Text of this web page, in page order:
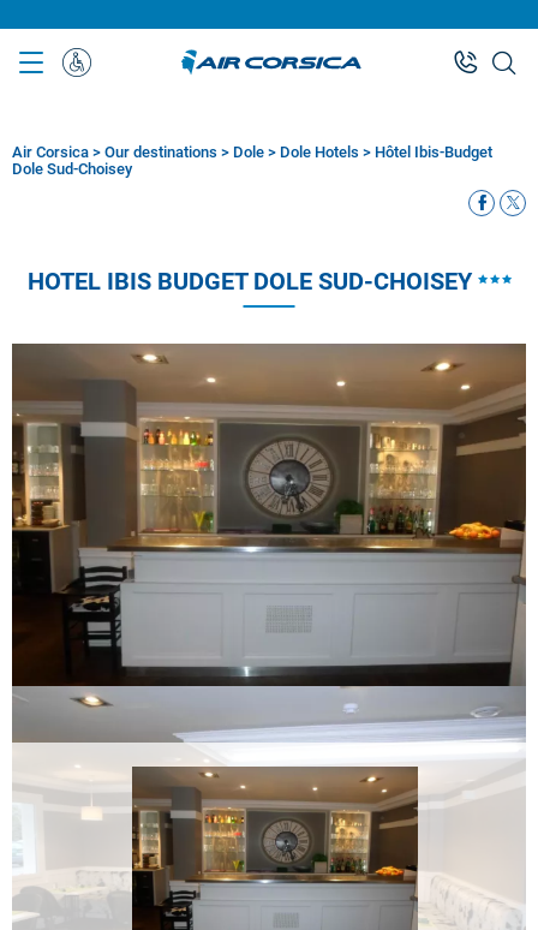
to
main
contentSonderbetreuung
Breadcrumb
Air Corsica > Our destinations > Dole > Dole Hotels > Hôtel Ibis-Budget
Dole Sud-Choisey
HOTEL IBIS BUDGET DOLE SUD-CHOISEY